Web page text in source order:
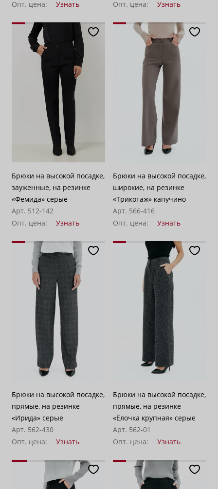
Опт. цена:
Узнать
Опт. цена:
Узнать
Брюки на высокой посадке,
зауженные, на резинке
«Фемида» серые
Арт. 512-142
Опт. цена:
Узнать
Брюки на высокой посадке,
широкие, на резинке
«Трикотаж» капучино
Арт. 566-416
Опт. цена:
Узнать
Брюки на высокой посадке,
прямые, на резинке
«Ирида» серые
Арт. 562-430
Опт. цена:
Узнать
Брюки на высокой посадке,
прямые, на резинке
«Ёлочка крупная» серые
Арт. 562-01
Опт. цена:
Узнать